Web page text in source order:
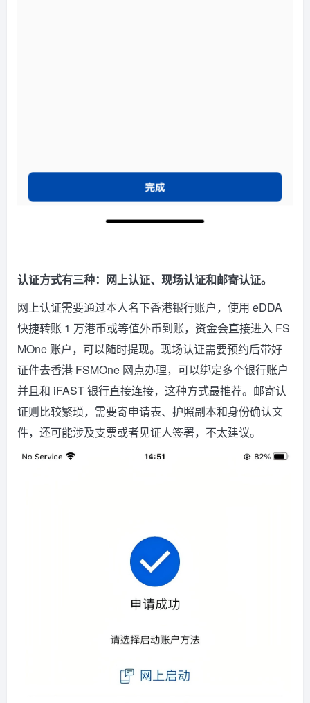
认证方式有三种：网上认证、现场认证和邮寄认证。
网上认证需要通过本人名下香港银行账户，使用 eDDA
快捷转账 1 万港币或等值外币到账，资金会直接进入 FS
MOne 账户，可以随时提现。现场认证需要预约后带好
证件去香港 FSMOne 网点办理，可以绑定多个银行账户
并且和 iFAST 银行直接连接，这种方式最推荐。邮寄认
证则比较繁琐，需要寄申请表、护照副本和身份确认文
件，还可能涉及支票或者见证人签署，不太建议。